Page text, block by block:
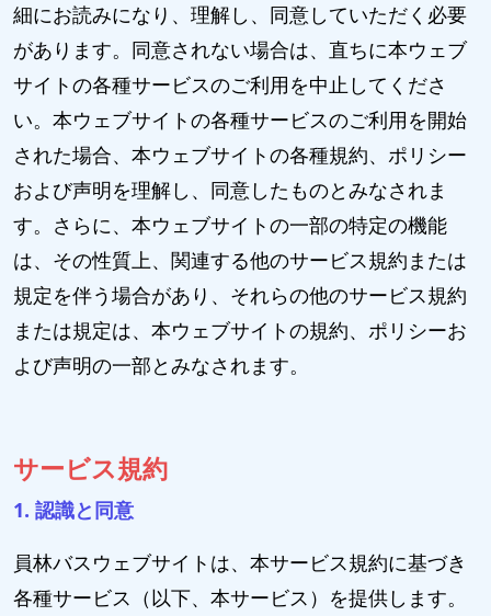
細にお読みになり、理解し、同意していただく必要
があります。同意されない場合は、直ちに本ウェブ
サイトの各種サービスのご利用を中止してくださ
い。本ウェブサイトの各種サービスのご利用を開始
された場合、本ウェブサイトの各種規約、ポリシー
および声明を理解し、同意したものとみなされま
す。さらに、本ウェブサイトの一部の特定の機能
は、その性質上、関連する他のサービス規約または
規定を伴う場合があり、それらの他のサービス規約
または規定は、本ウェブサイトの規約、ポリシーお
よび声明の一部とみなされます。
サービス規約
1. 認識と同意
員林バスウェブサイトは、本サービス規約に基づき
各種サービス（以下、本サービス）を提供します。